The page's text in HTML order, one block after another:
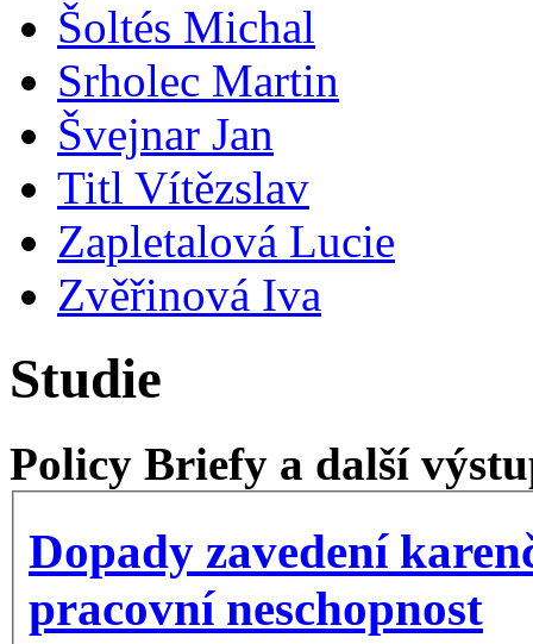
Šoltés Michal
Srholec Martin
Švejnar Jan
Titl Vítězslav
Zapletalová Lucie
Zvěřinová Iva
Studie
Policy Briefy a další
Dopady zavedení
pracovní neschopnost